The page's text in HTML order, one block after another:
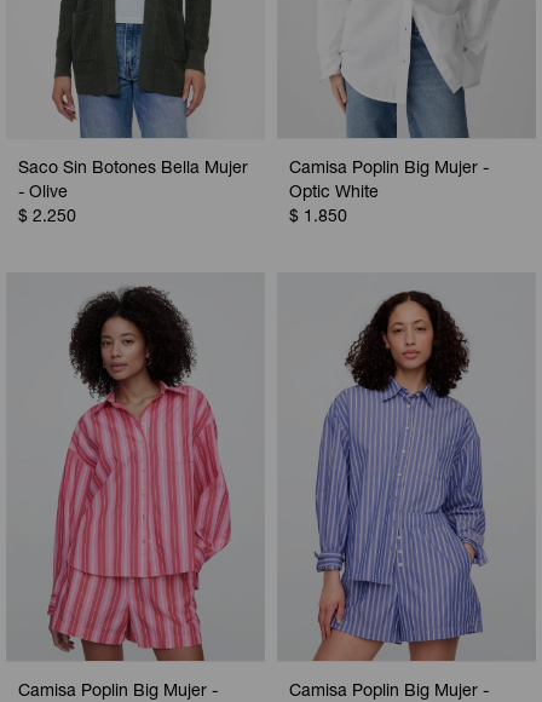
Saco Sin Botones Bella Mujer
- Olive
$ 2.250
Camisa Poplin Big Mujer -
Optic White
$ 1.850
Camisa Poplin Big Mujer -
Camisa Poplin Big Mujer -